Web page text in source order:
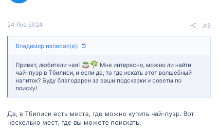
24 Янв 2024 #3
Владимир написал(а):
Привет, любители чая!
Мне интересно, можно ли найти
чай-пуэр в Тбилиси, и если да, то где искать этот волшебный
напиток? Буду благодарен за ваши подсказки и советы по
поиску!
Да, в Тбилиси есть места, где можно купить чай-пуэр. Вот
несколько мест, где вы можете поискать: